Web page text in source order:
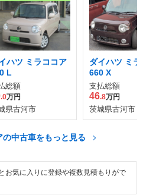
ハツ ミラココア
L
総額
.0万円
県古河市
ダイハツ ミ
660 X
支払総額
46.8万円
茨城県古河市
中古車をもっと見る
お気に入りに登録や複数見積もりがで